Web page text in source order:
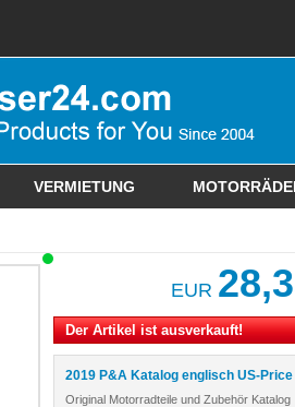
VERMIETUNG
EUR
Der Artikel ist ausverkauft!
2019 P&A Katalog englisch US-Price
Original Motorradteile und Zubehör Katalog